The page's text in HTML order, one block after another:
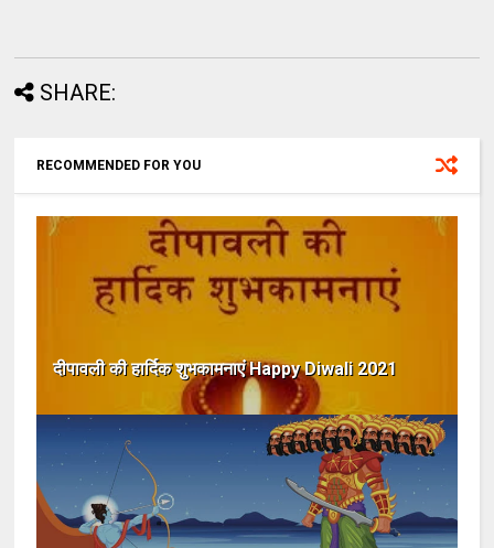
SHARE:
RECOMMENDED FOR YOU
दीपावली की हार्दिक शुभकामनाएं Happy Diwali 2021